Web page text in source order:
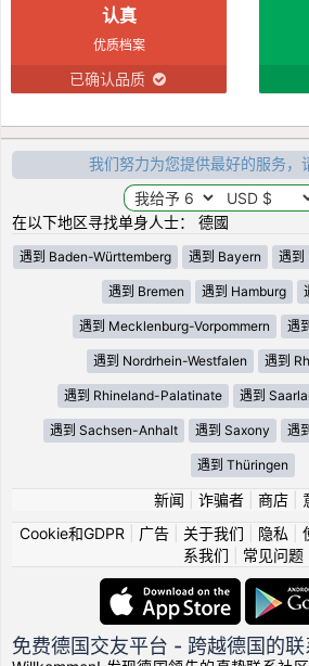
认真
优质档案
已确认品质
我们努力为您提供最好的服务，
在以下地区寻找单身人士： 德國
遇到 Baden-Württemberg 遇到 Bayern 遇到
遇到 Bremen 遇到 Hamburg
遇到 Mecklenburg-Vorpommern 遇
遇到 Nordrhein-Westfalen 遇到
遇到 Rhineland-Palatinate 遇到
遇到 Sachsen-Anhalt 遇到 Saxony 遇
遇到 Thüringen
新闻 诈骗者| 商店|
Cookie和GDPR
广告| 关于我们 隐私
系我们
常见问题
免费德国交友平台 - 跨越德国的联